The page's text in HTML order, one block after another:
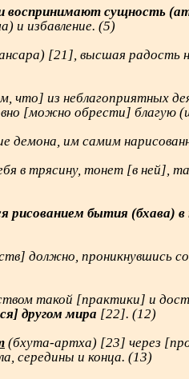
воспринимают сущность
и избавление. (5)
[21], высшая радость
что] из неблагоприятных
[можно обрести] благую
демона, им самим
в трясину, тонет [в ней],
рисованием бытия (бхава)
должно, проникнувшись
такой [практики] и
другом мира [22]. (12)
(бхута-артха) [23] через
середины и конца. (13)